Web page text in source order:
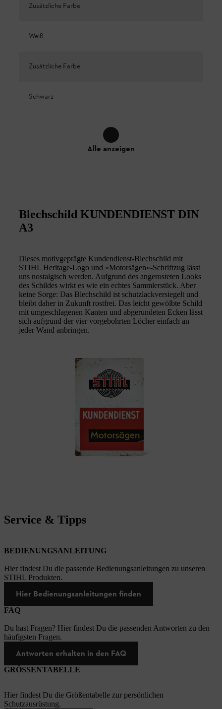
Zusätzliche Farbe
Weiß
Zusätzliche Farbe
Schwarz
Alle anzeigen
Blechschild KUNDENDIENST DIN
A3
Dieses motivgeprägte Kundendienst-Blechschild mit
STIHL Heritage-Logo und »Motorsägen«-Schriftzug lässt
uns nostalgisch werden. Aufgrund des angerosteten Looks
des Schildes wirkt es wie ein echtes Sammlerstück. Aber
keine Sorge: Das Blechschild ist schutzlackversiegelt und
bleibt daher in Zukunft rostfrei. Das leicht gewölbte Schild
mit umgeschlagenen Kanten und abgerundeten Ecken lässt
sich aufgrund der vier vorgebohrten Löcher einfach an
jeder Wand anbringen.
Service & Tipps
BEDIENUNGSANLEITUNG
Hier findest Du die passende Bedienungsanleitungen zu unseren
STIHL Produkten.
Hier Bedienungsanleitungen finden
FAQ
Du hast Fragen? Hier findest Du die passenden Antworten zu den
häufigsten Fragen.
Antworten erhalten in den FAQ
GRÖSSENTABELLE
Hier findest Du die Größentabelle zur persönlichen
Schutzausrüstung.